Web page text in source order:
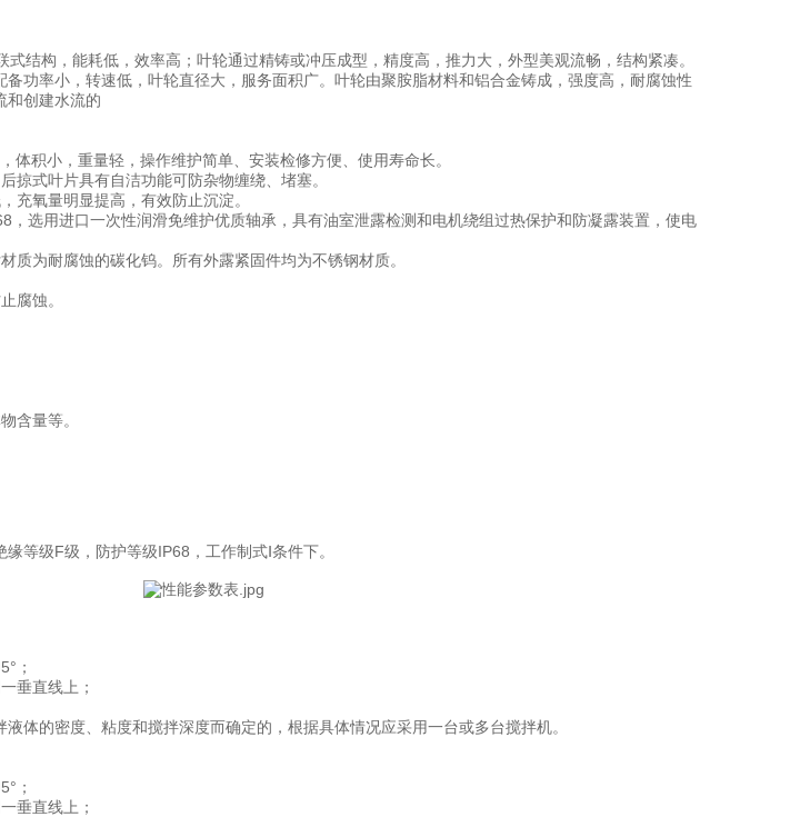
结构，能耗低，效率高；叶轮通过精铸或冲压成型，精度高，推力大，外型美观流畅，结构紧凑。
功率小，转速低，叶轮直径大，服务面积广。叶轮由聚胺脂材料和铝合金铸成，强度高，耐腐蚀性
和创建水流的
体积小，重量轻，操作维护简单、安装检修方便、使用寿命长。
掠式叶片具有自洁功能可防杂物缠绕、堵塞。
充氧量明显提高，有效防止沉淀。
，选用进口一次性润滑免维护优质轴承，具有油室泄露检测和电机绕组过热保护和防凝露装置，使电
质为耐腐蚀的碳化钨。所有外露紧固件均为不锈钢材质。
腐蚀。
含量等。
等级F级，防护等级IP68，工作制式Ⅰ条件下。
；
垂直线上；
体的密度、粘度和搅拌深度而确定的，根据具体情况应采用一台或多台搅拌机。
；
垂直线上；